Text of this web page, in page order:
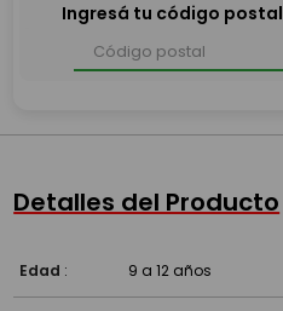
Ingresá tu código postal
Detalles del Producto
Edad : 9 a 12 años